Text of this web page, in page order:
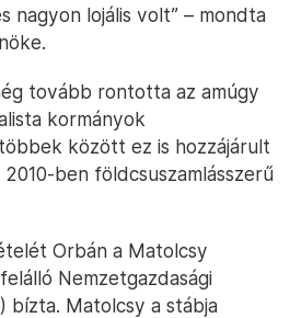
nagyon lojális volt” – mondta
tovább rontotta az amúgy
kormányok
között ez is hozzájárult
ben földcsuszamlásszerű
Orbán a Matolcsy
Nemzetgazdasági
bízta. Matolcsy a stábja